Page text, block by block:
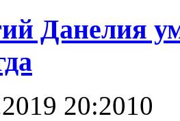
Данелия
20:2010